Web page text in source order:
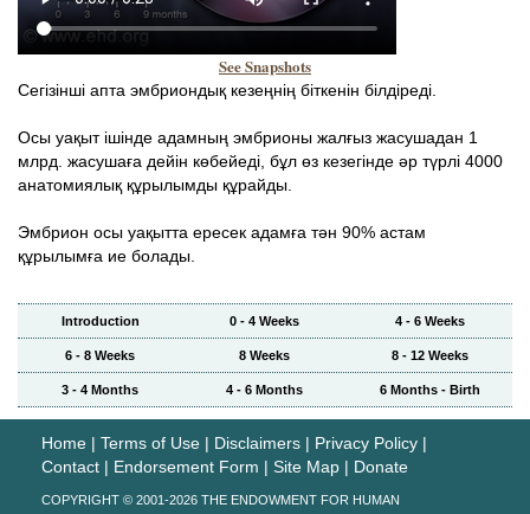
See Snapshots
Сегізінші апта эмбриондық кезеңнің біткенін білдіреді.
Осы уақыт ішінде адамның эмбрионы жалғыз жасушадан 1
млрд. жасушаға дейін көбейеді, бұл өз кезегінде әр түрлі 4000
анатомиялық құрылымды құрайды.
Эмбрион осы уақытта ересек адамға тән 90% астам
құрылымға ие болады.
Introduction 0 - 4 Weeks 4 - 6 Weeks
6 - 8 Weeks 8 Weeks 8 - 12 Weeks
3 - 4 Months 4 - 6 Months 6 Months - Birth
Home | Terms of Use | Disclaimers | Privacy Policy |
Contact | Endorsement Form | Site Map | Donate
COPYRIGHT © 2001-2026 THE ENDOWMENT FOR HUMAN